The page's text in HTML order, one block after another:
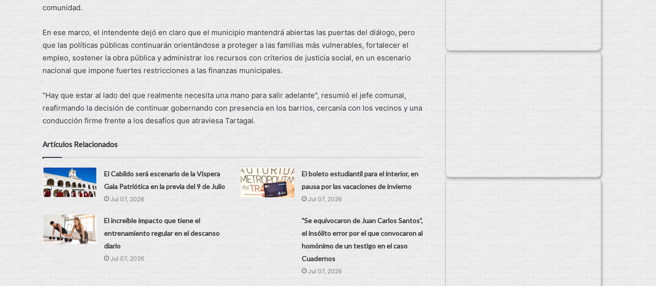
comunidad.
En ese marco, el intendente dejó en claro que el municipio mantendrá abiertas las puertas del diálogo, pero
que las políticas públicas continuarán orientándose a proteger a las familias más vulnerables, fortalecer el
empleo, sostener la obra pública y administrar los recursos con criterios de justicia social, en un escenario
nacional que impone fuertes restricciones a las finanzas municipales.
"Hay que estar al lado del que realmente necesita una mano para salir adelante", resumió el jefe comunal,
reafirmando la decisión de continuar gobernando con presencia en los barrios, cercanía con los vecinos y una
conducción firme frente a los desafíos que atraviesa Tartagal.
Artículos Relacionados
El Cabildo será escenario de la Víspera
Gala Patriótica en la previa del 9 de Julio
Jul 07, 2026
El boleto estudiantil para el interior, en
pausa por las vacaciones de invierno
Jul 07, 2026
El increíble impacto que tiene el
entrenamiento regular en el descanso
diario
Jul 07, 2026
"Se equivocaron de Juan Carlos Santos”,
el insólito error por el que convocaron al
homónimo de un testigo en el caso
Cuadernos
Jul 07, 2026